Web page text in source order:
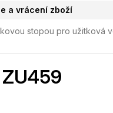
a vrácení zboží
stopou pro užitková